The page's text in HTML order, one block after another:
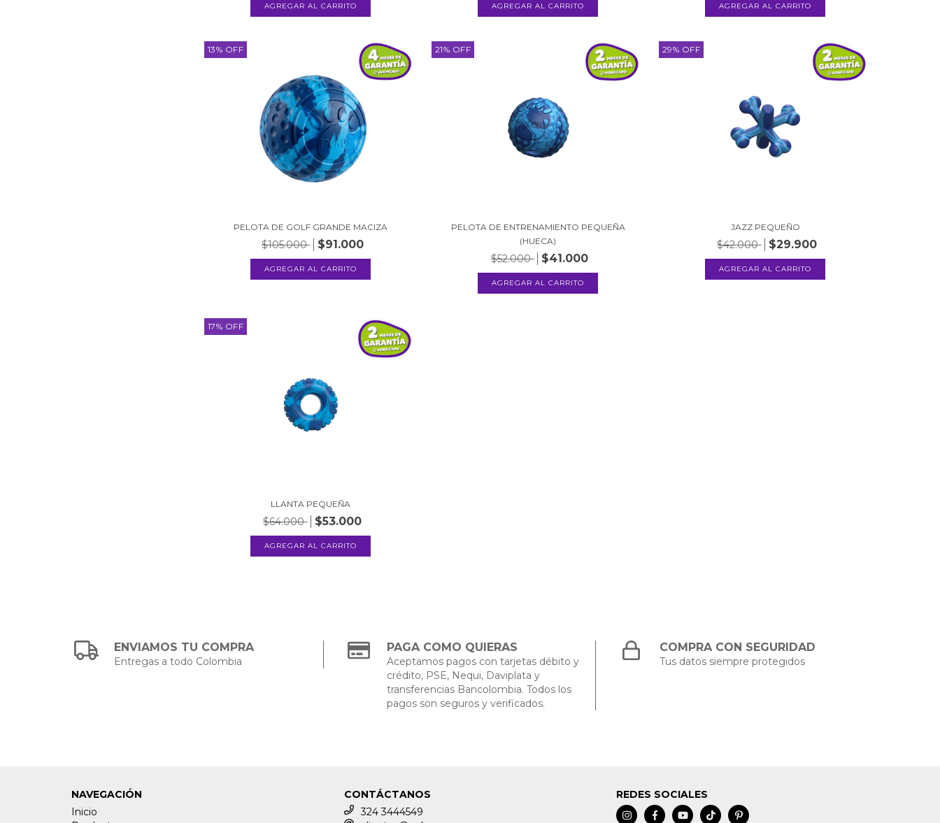
13% OFF
PELOTA DE GOLF GRANDE MACIZA
$105.000 $91.000
21% OFF
PELOTA DE ENTRENAMIENTO PEQUEÑA
(HUECA)
$52.000 $41.000
29% OFF
JAZZ PEQUEÑO
$42.000 $29.900
17% OFF
LLANTA PEQUEÑA
$64.000 $53.000
ENVIAMOS TU COMPRA
Entregas a todo Colombia
PAGA COMO QUIERAS
Aceptamos pagos con tarjetas débito y
crédito, PSE, Nequi, Daviplata y
transferencias Bancolombia. Todos los
pagos son seguros y verificados.
COMPRA CON SEGURIDAD
Tus datos siempre protegidos
NAVEGACIÓN
Inicio
CONTÁCTANOS
324 3444549
REDES SOCIALES